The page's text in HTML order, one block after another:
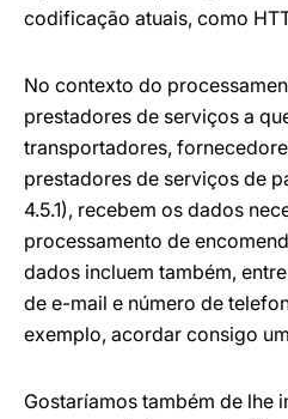
codificação atuais, como
No contexto do
prestadores de serviços a
transportadores,
prestadores de serviços de
4.5.1), recebem os dados
processamento de
dados incluem também,
de e-mail e número de
exemplo, acordar consigo
Gostaríamos também de lhe